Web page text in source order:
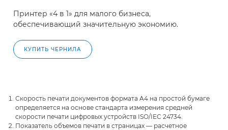
Принтер «4 в 1» для малого бизнеса,
обеспечивающий значительную экономию.
КУПИТЬ ЧЕРНИЛА
Скорость печати документов формата A4 на простой бумаге
определяется на основе стандарта измерения средней
скорости печати цифровых устройств ISO/IEC 24734.
Показатель объемов печати в страницах — расчетное